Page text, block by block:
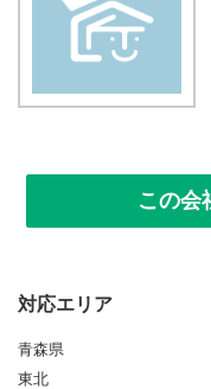
この会
対応エリア
青森県
東北